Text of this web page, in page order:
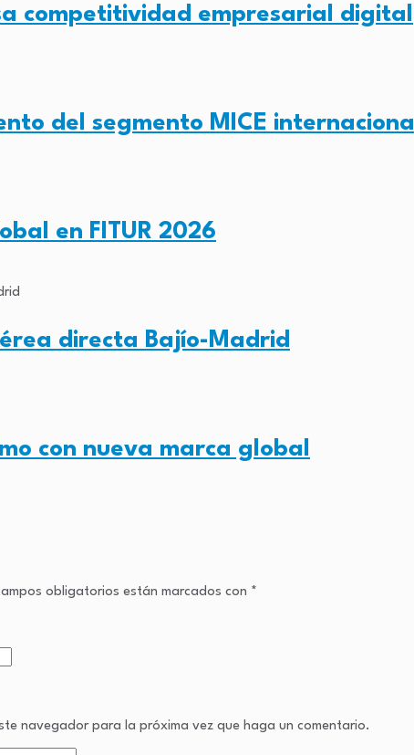
competitividad empresarial digital
del segmento MICE internacional
en FITUR 2026
directa Bajío-Madrid
con nueva marca global
obligatorios están marcados con *
navegador para la próxima vez que haga un comentario.